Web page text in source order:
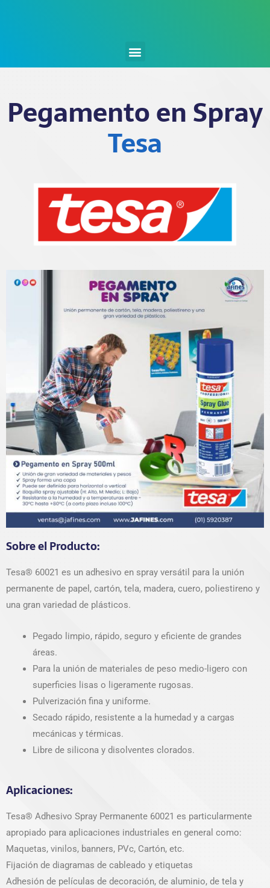
Pegamento en Spray
Tesa
Sobre el Producto:
Tesa® 60021 es un adhesivo en spray versátil para la unión
permanente de papel, cartón, tela, madera, cuero, poliestireno y
una gran variedad de plásticos.
Pegado limpio, rápido, seguro y eficiente de grandes
áreas.
Para la unión de materiales de peso medio-ligero con
superficies lisas o ligeramente rugosas.
Pulverización fina y uniforme.
Secado rápido, resistente a la humedad y a cargas
mecánicas y térmicas.
Libre de silicona y disolventes clorados.
Aplicaciones:
Tesa® Adhesivo Spray Permanente 60021 es particularmente
apropiado para aplicaciones industriales en general como:
Maquetas, vinilos, banners, PVc, Cartón, etc.
Fijación de diagramas de cableado y etiquetas
Adhesión de películas de decoración, de aluminio, de tela y